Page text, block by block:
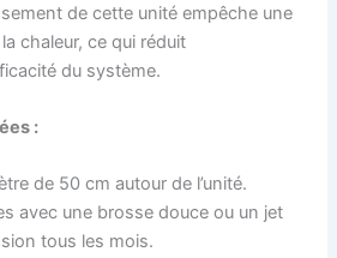
de cette unité empêche une
chaleur, ce qui réduit
du système.
:
de 50 cm autour de l’unité.
avec une brosse douce ou un jet
tous les mois.